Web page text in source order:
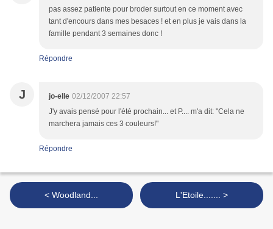
pas assez patiente pour broder surtout en ce moment avec
tant d'encours dans mes besaces ! et en plus je vais dans la
famille pendant 3 semaines donc !
Répondre
J jo-elle 02/12/2007 22:57
J'y avais pensé pour l'été prochain... et P.... m'a dit: "Cela ne
marchera jamais ces 3 couleurs!"
Répondre
< Woodland... L'Etoile....... >